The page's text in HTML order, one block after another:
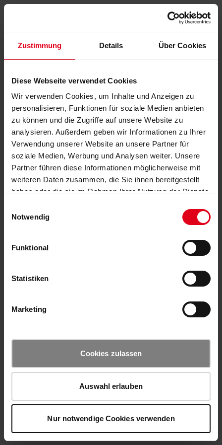
Zustimmung Details Über Cookies
Diese Webseite verwendet Cookies
Wir verwenden Cookies, um Inhalte und Anzeigen zu
personalisieren, Funktionen für soziale Medien anbieten
zu können und die Zugriffe auf unsere Website zu
analysieren. Außerdem geben wir Informationen zu Ihrer
Verwendung unserer Website an unsere Partner für
soziale Medien, Werbung und Analysen weiter. Unsere
Partner führen diese Informationen möglicherweise mit
weiteren Daten zusammen, die Sie ihnen bereitgestellt
haben oder die sie im Rahmen Ihrer Nutzung der Dienste
Notwendig
Funktional
Statistiken
Marketing
Cookies zulassen
Auswahl erlauben
Nur notwendige Cookies verwenden